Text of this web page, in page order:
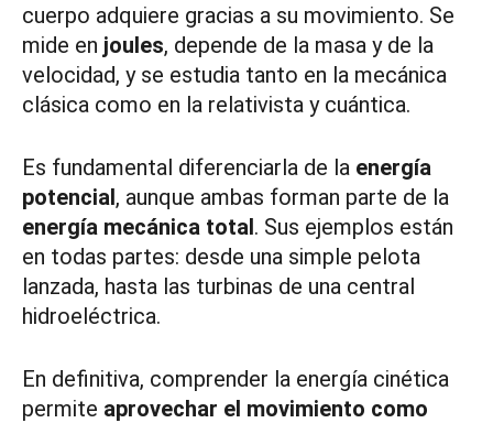
cuerpo adquiere gracias a su movimiento. Se
mide en joules, depende de la masa y de la
velocidad, y se estudia tanto en la mecánica
clásica como en la relativista y cuántica.
Es fundamental diferenciarla de la energía
potencial, aunque ambas forman parte de la
energía mecánica total. Sus ejemplos están
en todas partes: desde una simple pelota
lanzada, hasta las turbinas de una central
hidroeléctrica.
En definitiva, comprender la energía cinética
permite aprovechar el movimiento como